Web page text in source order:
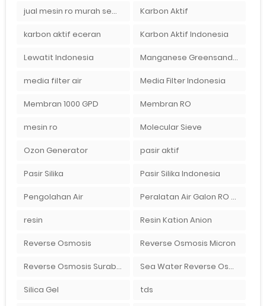
jual mesin ro murah semarang Karbon Aktif
karbon aktif eceran Karbon Aktif Indonesia
Lewatit Indonesia Manganese Greensand Plus
media filter air Media Filter Indonesia
Membran 1000 GPD Membran RO
mesin ro Molecular Sieve
Ozon Generator pasir aktif
Pasir Silika Pasir Silika Indonesia
Pengolahan Air Peralatan Air Galon RO Palembang
resin Resin Kation Anion
Reverse Osmosis Reverse Osmosis Micron
Reverse Osmosis Surabaya Sea Water Reverse Osmosis
Silica Gel tds